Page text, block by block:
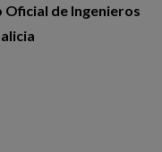
de Ingenieros